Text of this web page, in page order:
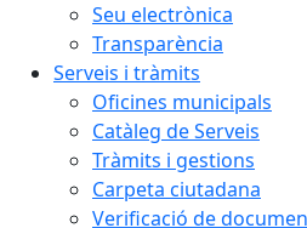
Seu electrònica
Transparència
Serveis i tràmits
Oficines municipals
Catàleg de Serveis
Tràmits i gestions
Carpeta ciutadana
Verificació de